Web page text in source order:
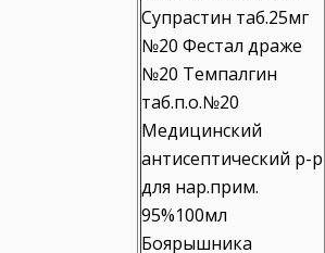
Супрастин таб.25мг
№20 Фестал драже
№20 Темпалгин
таб.п.о.№20
Медицинский
антисептический р-р
для нар.прим.
95%100мл
Боярышника